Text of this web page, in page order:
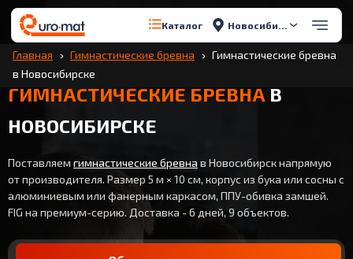
Каталог Новосибирск
Главная Гимнастические бревна
Гимнастические бревна
в Новосибирске
ГИМНАСТИЧЕСКИЕ БРЕВНА В
НОВОСИБИРСКЕ
Поставляем гимнастические бревна в Новосибирск напрямую
от производителя. Размер 5 м × 10 см, корпус из бука или сосны с
алюминиевым или фанерным каркасом, ППУ-обивка замшей.
FIG на премиум-серию. Доставка - 6 дней, 9 объектов.